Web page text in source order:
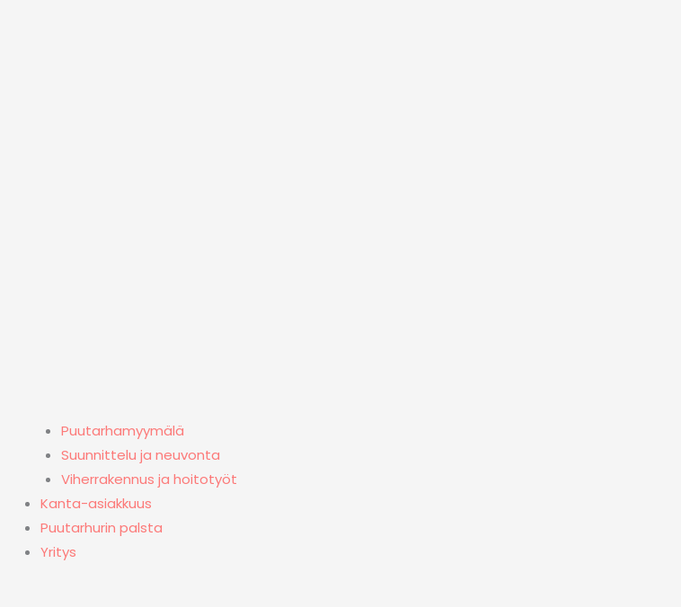
Puutarhamyymälä
Suunnittelu ja neuvonta
Viherrakennus ja hoitotyöt
Kanta-asiakkuus
Puutarhurin palsta
Yritys